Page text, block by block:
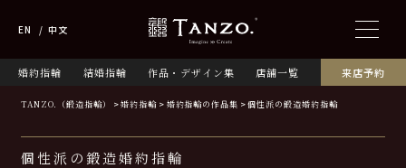
婚約指輪 結婚指輪 作品・デザイン集 店舗一覧 来店予約
EN 中文
TANZO.（鍛造指輪） 婚約指輪 婚約指輪の作品集 個性派の鍛造婚約指輪
個性派の鍛造婚約指輪